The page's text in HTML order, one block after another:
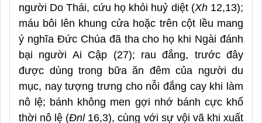
người Do Thái, cứu họ khỏi huỷ diệt (Xh12,13);
máu bôi lên khung cửa hoặc trên cột lều mang
ý nghĩa Đức Chúa đã tha cho họ khi Ngài đánh
bại người Ai Cập (27); rau đắng, trước đây
được dùng trong bữa ăn đêm của người du
mục, nay tượng trưng cho nỗi đắng cay khi làm
nô lệ; bánh không men gợi nhớ bánh cực khổ
thời nô lệ (Đnl16,3), cùng với sự vội vã khi xuất